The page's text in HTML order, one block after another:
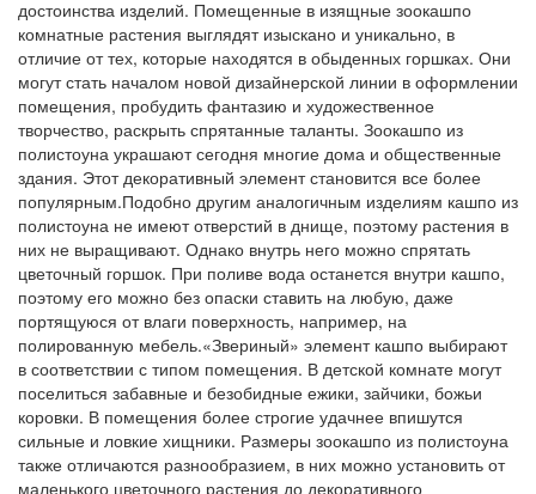
достоинства изделий. Помещенные в изящные зоокашпо
комнатные растения выглядят изыскано и уникально, в
отличие от тех, которые находятся в обыденных горшках. Они
могут стать началом новой дизайнерской линии в оформлении
помещения, пробудить фантазию и художественное
творчество, раскрыть спрятанные таланты. Зоокашпо из
полистоуна украшают сегодня многие дома и общественные
здания. Этот декоративный элемент становится все более
популярным.Подобно другим аналогичным изделиям кашпо из
полистоуна не имеют отверстий в днище, поэтому растения в
них не выращивают. Однако внутрь него можно спрятать
цветочный горшок. При поливе вода останется внутри кашпо,
поэтому его можно без опаски ставить на любую, даже
портящуюся от влаги поверхность, например, на
полированную мебель.«Звериный» элемент кашпо выбирают
в соответствии с типом помещения. В детской комнате могут
поселиться забавные и безобидные ежики, зайчики, божьи
коровки. В помещения более строгие удачнее впишутся
сильные и ловкие хищники. Размеры зоокашпо из полистоуна
также отличаются разнообразием, в них можно установить от
маленького цветочного растения до декоративного